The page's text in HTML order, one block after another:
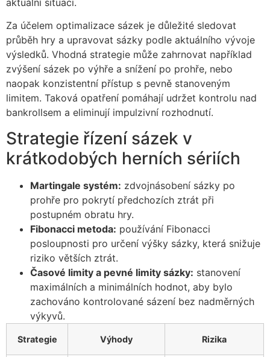
Za účelem optimalizace sázek je důležité sledovat
průběh hry a upravovat sázky podle aktuálního vývoje
výsledků. Vhodná strategie může zahrnovat například
zvýšení sázek po výhře a snížení po prohře, nebo
naopak konzistentní přístup s pevně stanoveným
limitem. Taková opatření pomáhají udržet kontrolu nad
bankrollsem a eliminují impulzivní rozhodnutí.
Strategie řízení sázek v
krátkodobých herních sériích
Martingale systém: zdvojnásobení sázky po
prohře pro pokrytí předchozích ztrát při
postupném obratu hry.
Fibonacci metoda: používání Fibonacci
posloupnosti pro určení výšky sázky, která snižuje
riziko větších ztrát.
Časové limity a pevné limity sázky: stanovení
maximálních a minimálních hodnot, aby bylo
zachováno kontrolované sázení bez nadměrných
výkyvů.
Strategie Výhody Rizika